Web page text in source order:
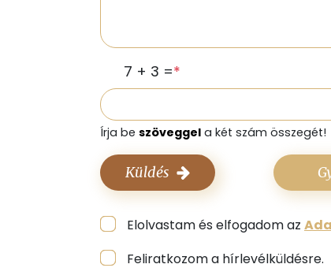
7 + 3 =*
Írja be szöveggela két szám összegét!
Küldés
Elolvastam és elfogadom az
Feliratkozom a hírlevélküldésre.